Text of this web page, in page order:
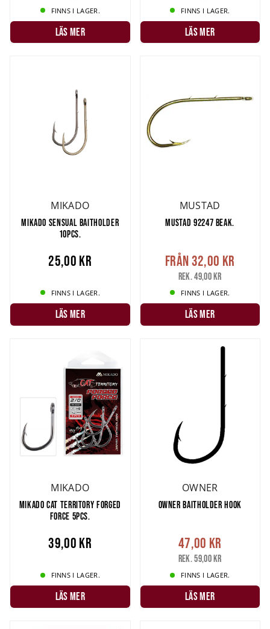
FINNS I LAGER.
LÄS MER
FINNS I LAGER.
LÄS MER
MIKADO
MIKADO SENSUAL BAITHOLDER
10PCS.
25,00 kr
FINNS I LAGER.
LÄS MER
MUSTAD
MUSTAD 92247 BEAK.
Från32,00 kr
Rek. 49,00 kr
FINNS I LAGER.
LÄS MER
MIKADO
MIKADO CAT TERRITORY FORGED
FORCE 5PCS.
39,00 kr
FINNS I LAGER.
LÄS MER
OWNER
OWNER BAITHOLDER HOOK
47,00 kr
Rek. 59,00 kr
FINNS I LAGER.
LÄS MER